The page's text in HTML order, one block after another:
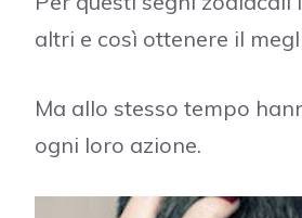
altri e così ottenere il
Ma allo stesso tempo
ogni loro azione.